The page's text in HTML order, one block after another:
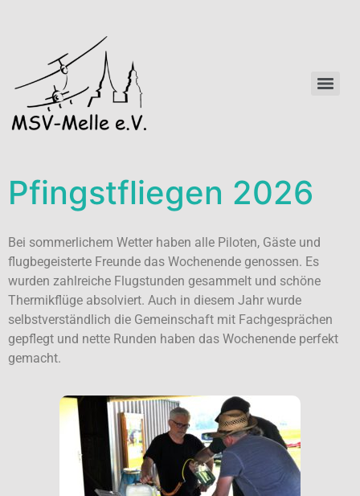
Pfingstfliegen 2026
Bei sommerlichem Wetter haben alle Piloten, Gäste und
flugbegeisterte Freunde das Wochenende genossen. Es
wurden zahlreiche Flugstunden gesammelt und schöne
Thermikflüge absolviert. Auch in diesem Jahr wurde
selbstverständlich die Gemeinschaft mit Fachgesprächen
gepflegt und nette Runden haben das Wochenende perfekt
gemacht.